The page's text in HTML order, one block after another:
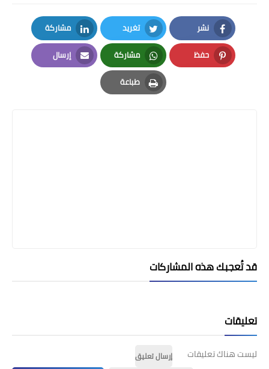
نشر
Facebook
تغريد
Twitter
مشاركة
LinkedIn
حفظ
Pinterest
مشاركة
Whatsapp
إرسال
Email
طباعة
Print
قد تُعجبك هذه المشاركات
تعليقات
ليست هناك تعليقات
إرسال تعليق